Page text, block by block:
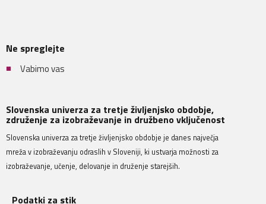
Ne spreglejte
Vabimo vas
Slovenska univerza za tretje življenjsko obdobje,
združenje za izobraževanje in družbeno vključenost
Slovenska univerza za tretje življenjsko obdobje je danes največja
mreža v izobraževanju odraslih v Sloveniji, ki ustvarja možnosti za
izobraževanje, učenje, delovanje in druženje starejših.
Podatki za stik